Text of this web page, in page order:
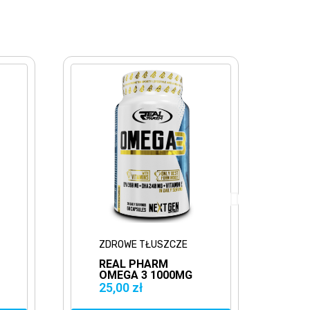
ZDROWE TŁUSZCZE
REAL PHARM
OMEGA 3 1000MG
60KAPS. KWASY
TŁUSZCZOWE EPA
25,00 zł